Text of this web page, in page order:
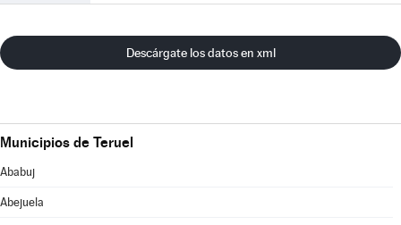
Descárgate los datos en xml
Municipios de Teruel
Ababuj
Abejuela